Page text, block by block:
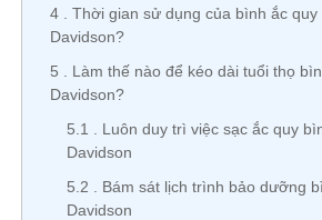
4
Thời gian sử dụng của bình ắc quy
Davidson?
5
Làm thế nào để kéo dài tuổi thọ
Davidson?
5.1
Luôn duy trì việc sạc ắc quy
Davidson
5.2
Bám sát lịch trình bảo dưỡng
Davidson